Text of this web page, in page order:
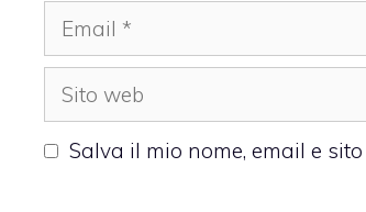
Email
Sito
web
Salva il mio nome, email e